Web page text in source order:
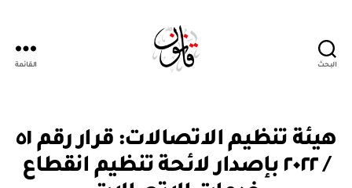
البحث القائمة
التصنيفاتق
ر
هيئة تنظيم الاتصالات: قرار رقم ٥١
/ ٢٠٢٢ بإصدار لائحة تنظيم انقطاع
بو